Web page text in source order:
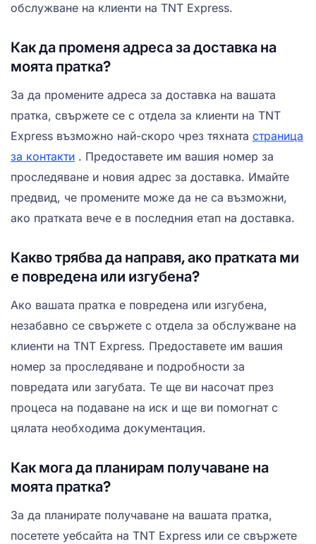
обслужване на клиенти на TNT Express.
Как да променя адреса за доставка на
моята пратка?
За да промените адреса за доставка на вашата
пратка, свържете се с отдела за клиенти на TNT
Express възможно най-скоро чрез тяхната страница
за контакти . Предоставете им вашия номер за
проследяване и новия адрес за доставка. Имайте
предвид, че промените може да не са възможни,
ако пратката вече е в последния етап на доставка.
Какво трябва да направя, ако пратката ми
е повредена или изгубена?
Ако вашата пратка е повредена или изгубена,
незабавно се свържете с отдела за обслужване на
клиенти на TNT Express. Предоставете им вашия
номер за проследяване и подробности за
повредата или загубата. Те ще ви насочат през
процеса на подаване на иск и ще ви помогнат с
цялата необходима документация.
Как мога да планирам получаване на
моята пратка?
За да планирате получаване на вашата пратка,
посетете уебсайта на TNT Express или се свържете